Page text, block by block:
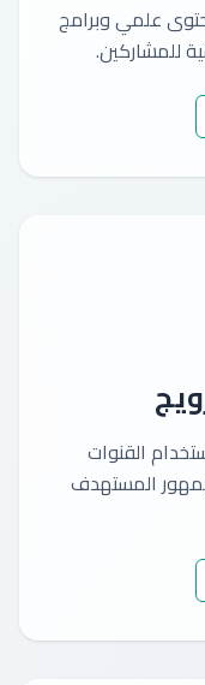
علمي وبرامج
للمشاركين.
القنوات
المستهدف